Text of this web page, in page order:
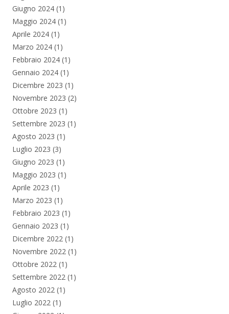
Giugno 2024 (1)
Maggio 2024 (1)
Aprile 2024 (1)
Marzo 2024 (1)
Febbraio 2024 (1)
Gennaio 2024 (1)
Dicembre 2023 (1)
Novembre 2023 (2)
Ottobre 2023 (1)
Settembre 2023 (1)
Agosto 2023 (1)
Luglio 2023 (3)
Giugno 2023 (1)
Maggio 2023 (1)
Aprile 2023 (1)
Marzo 2023 (1)
Febbraio 2023 (1)
Gennaio 2023 (1)
Dicembre 2022 (1)
Novembre 2022 (1)
Ottobre 2022 (1)
Settembre 2022 (1)
Agosto 2022 (1)
Luglio 2022 (1)